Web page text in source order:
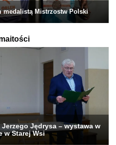
medalistą Mistrzostw Polski
Jędrysa – wystawa w
w Starej Wsi